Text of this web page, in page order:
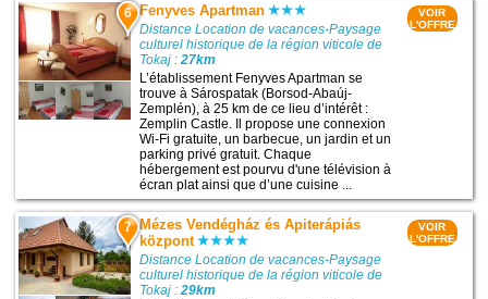
6 Fenyves Apartman
Distance Location de vacances-Paysage
culturel historique de la région viticole de
Tokaj :27km
L’établissement Fenyves Apartman se
trouve à Sárospatak (Borsod-Abaúj-
Zemplén), à 25 km de ce lieu d’intérêt :
Zemplin Castle. Il propose une connexion
Wi-Fi gratuite, un barbecue, un jardin et un
parking privé gratuit. Chaque
hébergement est pourvu d'une télévision à
écran plat ainsi que d’une cuisine ...
VOIR
L'OFFRE
7 Mézes Vendégház és Apiterápiás
központ
Distance Location de vacances-Paysage
culturel historique de la région viticole de
Tokaj :29km
VOIR
L'OFFRE